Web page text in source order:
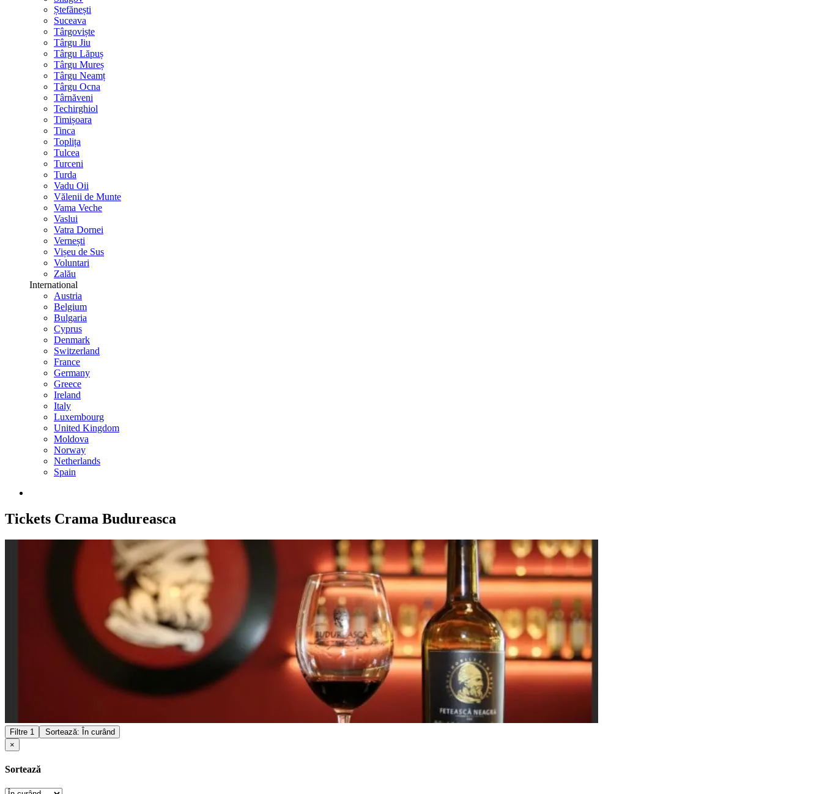
Ștefănești
Suceava
Târgoviște
Târgu Jiu
Târgu Lăpuș
Târgu Mureș
Târgu Neamț
Târgu Ocna
Târnăveni
Techirghiol
Timișoara
Tinca
Toplița
Tulcea
Turceni
Turda
Vadu Oii
Vălenii de Munte
Vama Veche
Vaslui
Vatra Dornei
Vernești
Vișeu de Sus
Voluntari
Zalău
International
Austria
Belgium
Bulgaria
Cyprus
Denmark
Switzerland
France
Germany
Greece
Ireland
Italy
Luxembourg
United Kingdom
Moldova
Norway
Netherlands
Spain
Tickets Crama Budureasca
Filtre 1
Sortează: În curând
×
Sortează